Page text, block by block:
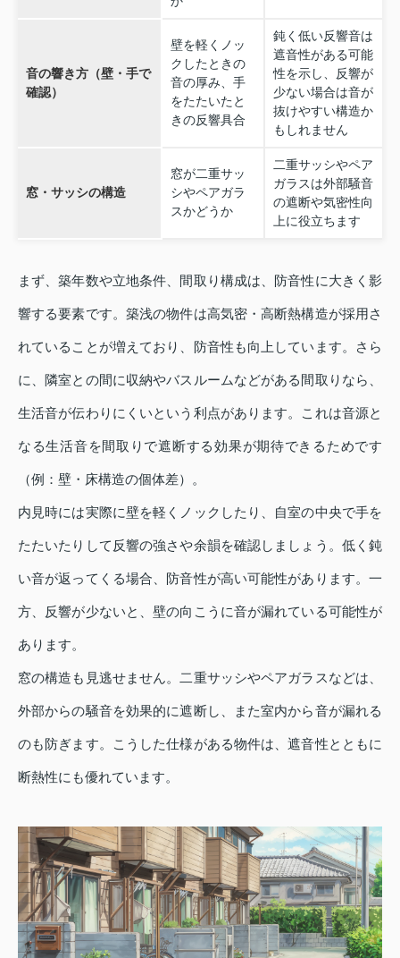
音の響き方（壁・手で
確認）
壁を軽くノッ
クしたときの
音の厚み、手
をたたいたと
きの反響具合
鈍く低い反響音は
遮音性がある可能
性を示し、反響が
少ない場合は音が
抜けやすい構造か
もしれません
窓・サッシの構造
窓が二重サッ
シやペアガラ
スかどうか
二重サッシやペア
ガラスは外部騒音
の遮断や気密性向
上に役立ちます
まず、築年数や立地条件、間取り構成は、防音性に大きく影
響する要素です。築浅の物件は高気密・高断熱構造が採用さ
れていることが増えており、防音性も向上しています。さら
に、隣室との間に収納やバスルームなどがある間取りなら、
生活音が伝わりにくいという利点があります。これは音源と
なる生活音を間取りで遮断する効果が期待できるためです
（例：壁・床構造の個体差）。
内見時には実際に壁を軽くノックしたり、自室の中央で手を
たたいたりして反響の強さや余韻を確認しましょう。低く鈍
い音が返ってくる場合、防音性が高い可能性があります。一
方、反響が少ないと、壁の向こうに音が漏れている可能性が
あります。
窓の構造も見逃せません。二重サッシやペアガラスなどは、
外部からの騒音を効果的に遮断し、また室内から音が漏れる
のも防ぎます。こうした仕様がある物件は、遮音性とともに
断熱性にも優れています。